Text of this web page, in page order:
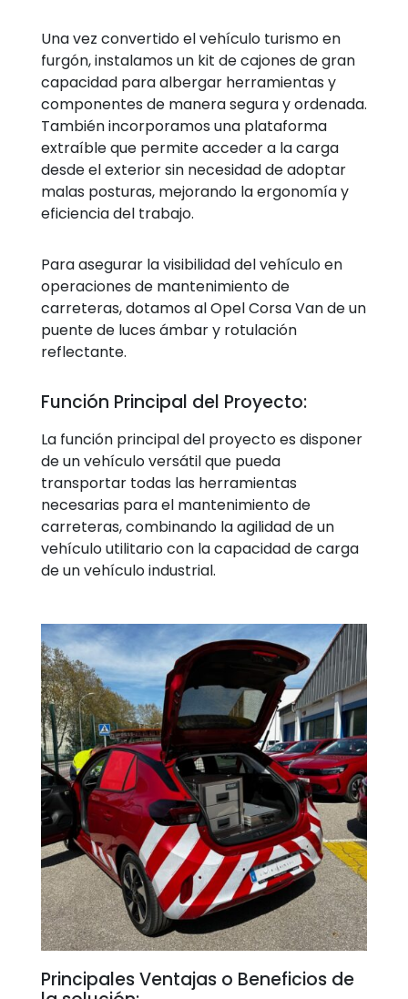
Una vez convertido el vehículo turismo en
furgón, instalamos un kit de cajones de gran
capacidad para albergar herramientas y
componentes de manera segura y ordenada.
También incorporamos una plataforma
extraíble que permite acceder a la carga
desde el exterior sin necesidad de adoptar
malas posturas, mejorando la ergonomía y
eficiencia del trabajo.
Para asegurar la visibilidad del vehículo en
operaciones de mantenimiento de
carreteras, dotamos al Opel Corsa Van de un
puente de luces ámbar y rotulación
reflectante.
Función Principal del Proyecto:
La función principal del proyecto es disponer
de un vehículo versátil que pueda
transportar todas las herramientas
necesarias para el mantenimiento de
carreteras, combinando la agilidad de un
vehículo utilitario con la capacidad de carga
de un vehículo industrial.
Principales Ventajas o Beneficios de